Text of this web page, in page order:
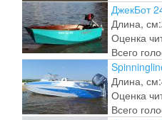
ДжекБот
Длина, см:
Оценка
Всего
Длина, см:
Оценка
Всего